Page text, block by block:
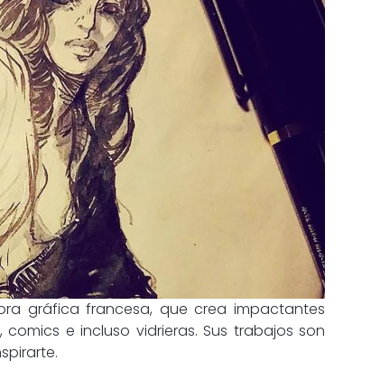
gráfica francesa, que crea impactantes
e incluso vidrieras. Sus trabajos son